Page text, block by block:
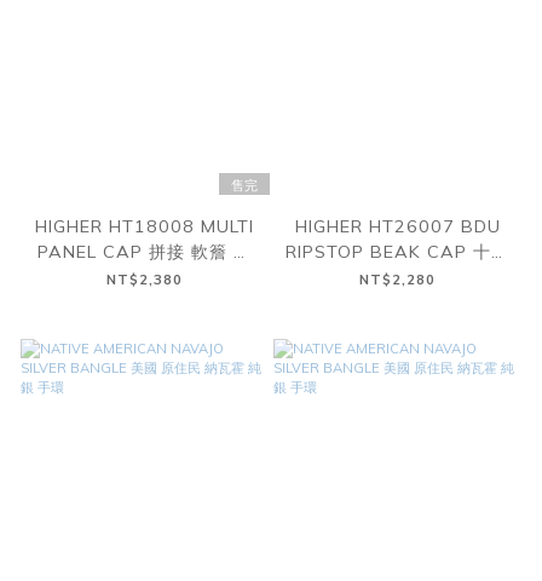
售完
HIGHER HT18008 MULTI
PANEL CAP 拼接 軟簷 棒
球帽
NT$2,380
HIGHER HT26007 BDU
RIPSTOP BEAK CAP 十字
紋 抗撕裂 短帽簷 棒球帽
NT$2,280